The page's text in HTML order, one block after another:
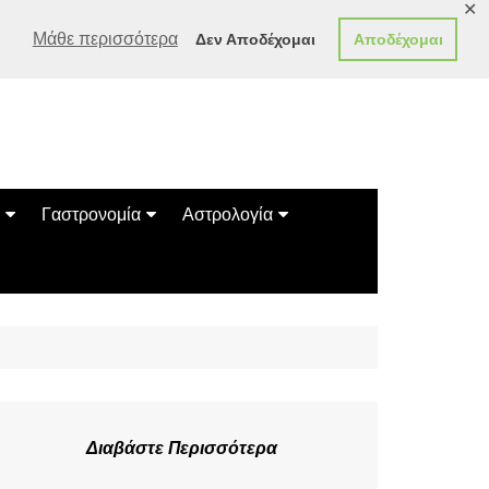
Μάθε περισσότερα Δεν Αποδέχομαι Αποδέχομαι
✕
Γαστρονομία
Συνταγές
Αστρολογία
Κινέζικο Ωροσκόπιο
Διαβάστε Περισσότερα